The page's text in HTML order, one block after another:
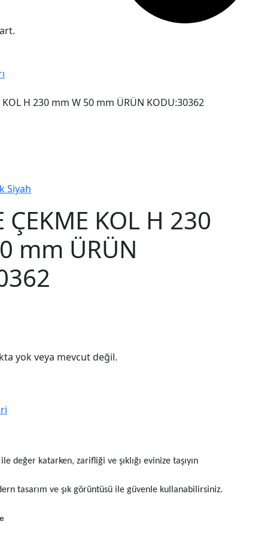
KOL H 230 mm W 50 mm ÜRÜN KODU:30362
Siyah
ÇEKME KOL H 230
mm ÜRÜN
yok veya mevcut değil.
değer katarken, zarifliği ve şıklığı evinize taşıyın
tasarım ve şık görüntüsü ile güvenle kullanabilirsiniz.